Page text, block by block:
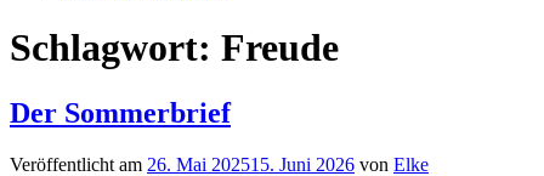
Schlagwort: Freude
Der Sommerbrief
Veröffentlicht am 26. Mai 202515. Juni 2026 von Elke